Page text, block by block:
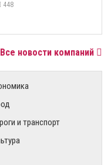
448
Все новости компаний
и транспорт